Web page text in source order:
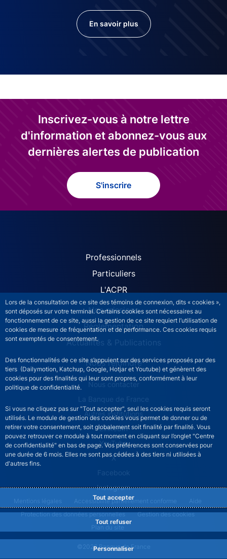
Lors de la consultation de ce site des témoins de connexion, dits « cookies »,
sont déposés sur votre terminal. Certains cookies sont nécessaires au
fonctionnement de ce site, aussi la gestion de ce site requiert l’utilisation de
cookies de mesure de fréquentation et de performance. Ces cookies requis
sont exemptés de consentement.
Des fonctionnalités de ce site s’appuient sur des services proposés par des
tiers (Dailymotion, Katchup, Google, Hotjar et Youtube) et génèrent des
cookies pour des finalités qui leur sont propres, conformément à leur
politique de confidentialité.
Si vous ne cliquez pas sur "Tout accepter", seul les cookies requis seront
utilisés. Le module de gestion des cookies vous permet de donner ou de
retirer votre consentement, soit globalement soit finalité par finalité. Vous
pouvez retrouver ce module à tout moment en cliquant sur l’onglet "Centre
de confidentialité" en bas de page. Vos préférences sont conservées pour
une durée de 6 mois. Elles ne sont pas cédées à des tiers ni utilisées à
d'autres fins.
Tout accepter
Tout refuser
Personnaliser
En savoir plus
Inscrivez-vous à notre lettre
d'information et abonnez-vous aux
dernières alertes de publication
S'inscrire
ACPR site navigation
Professionnels
Particuliers
L'ACPR
Nos missions
Réglementation
Actualités & Publications
Nous rejoindre
ACPR footer secondary menu (French)
Nous contacter
La Banque de France
Autres institutions
LinkedIn
YouTube
X
Facebook
Instagram
©2026 Banque de France
ACPR footer legal notice menu
Mentions légales Accessibilité partiellement conforme
Aide
Protection des données personnelles
Gestion des cookies
Plan du site